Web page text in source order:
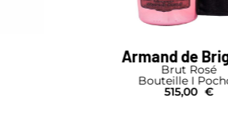
Armand de
Brut Rosé
Bouteille I
515,00 €